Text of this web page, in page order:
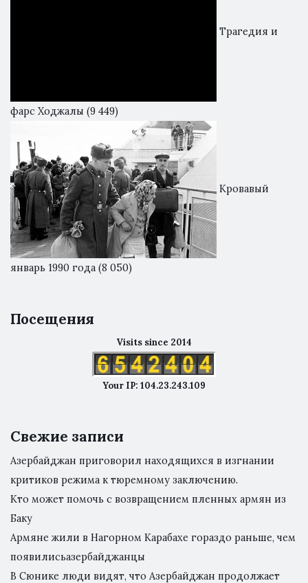
Трагедия и
фарс Ходжалы (9 449)
Кровавый
январь 1990 года (8 050)
Посещения
Visits since 2014
Your IP: 104.23.243.109
Свежие записи
Азербайджан приговорил находящихся в изгнании
критиков режима к тюремному заключению.
Кто может помочь с возвращением пленных армян из
Баку
Армяне жили в Нагорном Карабахе гораздо раньше, чем
появилисьазербайджанцы
В Сюнике люди видят, что Азербайджан продолжает